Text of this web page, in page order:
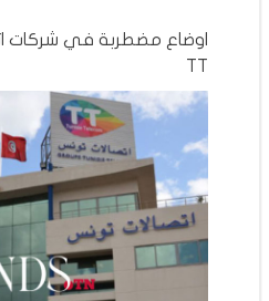
اوضاع مضطربة في شركات
TT